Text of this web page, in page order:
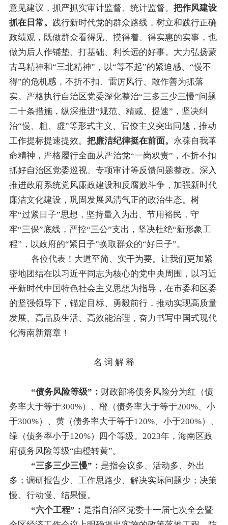
意见建议，抓严抓实审计监督、统计监督。 把作风建设
抓在日常。 践行新时代党的群众路线， 树立和践行正确
政绩观，既做群众看得见、摸得着、得实惠的实事，也
做为后人作铺垫、打基础、利长远的好事。 大力弘扬蒙
古马精神和“三北精神” ， 以“等不起”的紧迫感、 “慢不
得”的危机感，不折不扣、雷厉风行、敢作善为抓落
实。严格执行自治区党委深化整治“三多三少三慢”问题
二十条措施，纵深推进“规范、精减、提速” ，坚决纠
治“慢、粗、虚”等形式主义、官僚主义突出问题，推动
工作提标提速提效。 把廉洁纪律挺在前面。 永葆自我革
命精神，严格履行全面从严治党“一岗双责” ，不折不扣
抓好自治区党委巡视、专项审计等反馈问题整改。 深入
推进政府系统党风廉政建设和反腐败斗争，加强新时代
廉洁文化建设，巩固发展风清气正的政治生态。树
牢“过紧日子”思想，坚持量入为出、节用裕民，守
牢“三保”底线，严控“三公”支出，坚决杜绝“新形象工
程” ，以政府的“紧日子”换取群众的“好日子”。
各位代表！大道至简、实干为要。让我们更加紧
密地团结在以习近平同志为核心的党中央周围，以习近
平新时代中国特色社会主义思想为指导，在市委和区委
的坚强领导下，锚定目标、勇毅前行，推动实现高质量
发展、高品质生活、高效能治理，奋力书写中国式现代
化海南新篇章！
名 词 解 释
“债务风险等级” ： 财政部将债务风险分为红（债
务率大于等于300%）、橙（债务率大于等于200%、小
于300%）、黄（债务率大于等于120%、小于200%）、
绿（债务率小于120%）四个等级。 2023年，海南区政
府债务风险等级“由橙转黄”。
“三多三少三慢” ： 是指会议多、活动多、外出
多；调研报告少、工作思路少、解决实际问题少；决策
慢、行动慢、结果慢。
“六个工程” ： 是指自治区党委十一届七次全会暨